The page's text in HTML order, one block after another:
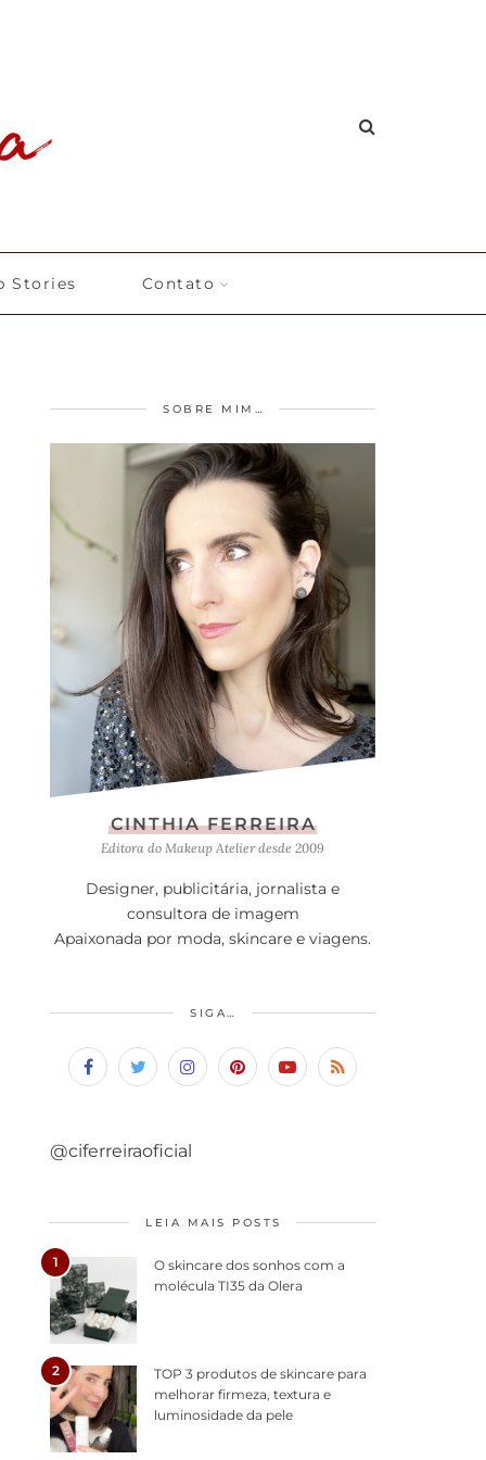
Stories Contato
SOBRE MIM…
CINTHIA FERREIRA
Editora do Makeup Atelier desde 2009
Designer, publicitária, jornalista e
consultora de imagem
Apaixonada por moda, skincare e viagens.
SIGA…
@ciferreiraoficial
LEIA MAIS POSTS
1
O skincare dos sonhos com a
molécula TI35 da Olera
2
TOP 3 produtos de skincare para
melhorar firmeza, textura e
luminosidade da pele